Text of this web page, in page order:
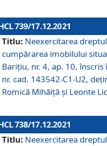
739/17.12.2021
Titlu: Neexercitarea
cumpărarea imobilului
Barițiu, nr. 4, ap. 10, înscris
nr. cad. 143542-C1-U2,
Romică Mihăiță și Leonte
738/17.12.2021
Titlu: Neexercitarea